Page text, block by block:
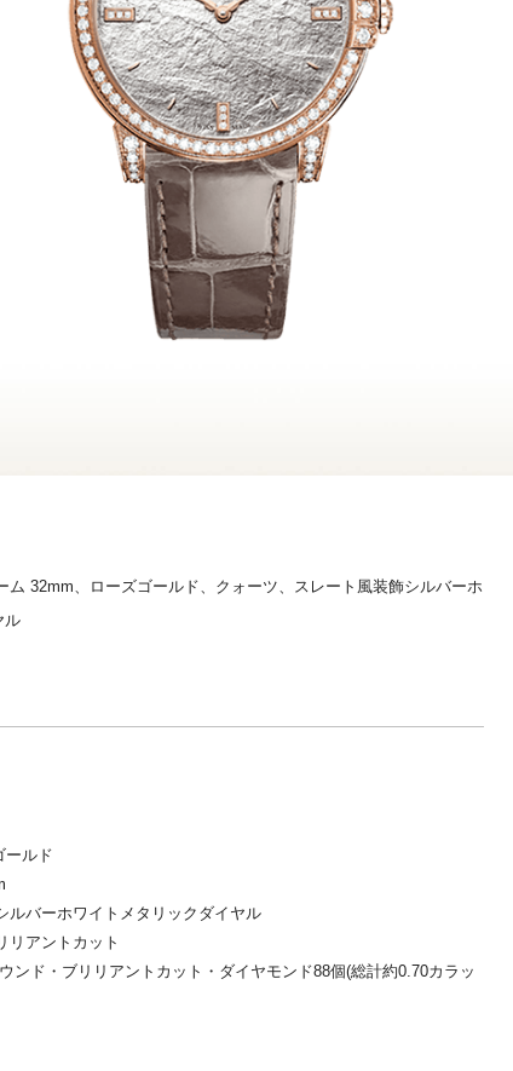
ム 32mm、ローズゴールド、クォーツ、スレート風装飾シルバーホ
ル
ールド
ルバーホワイトメタリックダイヤル
リアントカット
ンド・ブリリアントカット・ダイヤモンド88個(総計約0.70カラッ